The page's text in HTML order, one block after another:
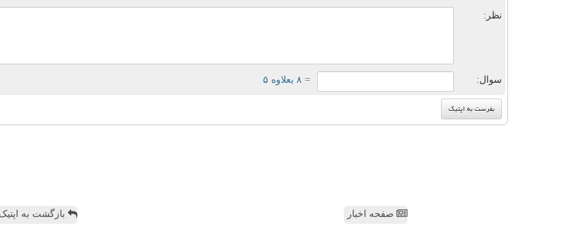
نظر:
سوال: = ۸ بعلاوه ۵
صفحه اخبار بازگشت به اپتیک